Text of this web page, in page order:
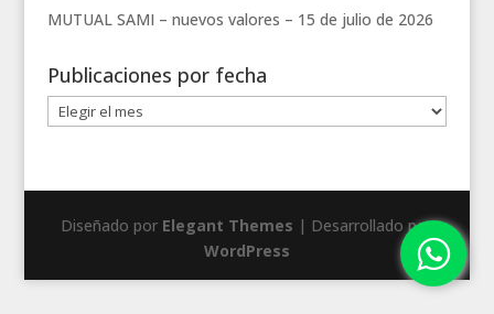
MUTUAL SAMI – nuevos valores – 15 de julio de 2026
Publicaciones por fecha
Publicaciones
por
Diseñado por Elegant Themes | Desarrollado por
WordPress